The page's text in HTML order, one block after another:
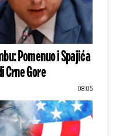
Pomenuo i Spajića
Crne Gore
08:05